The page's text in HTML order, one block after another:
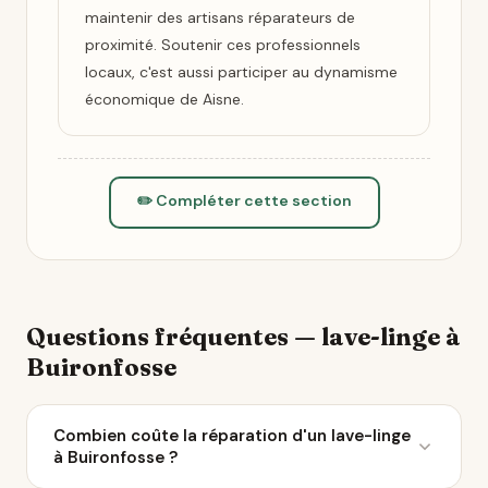
maintenir des artisans réparateurs de
proximité. Soutenir ces professionnels
locaux, c'est aussi participer au dynamisme
économique de Aisne.
✏️ Compléter cette section
Questions fréquentes — lave-linge à
Buironfosse
Combien coûte la réparation d'un lave-linge
à Buironfosse ?